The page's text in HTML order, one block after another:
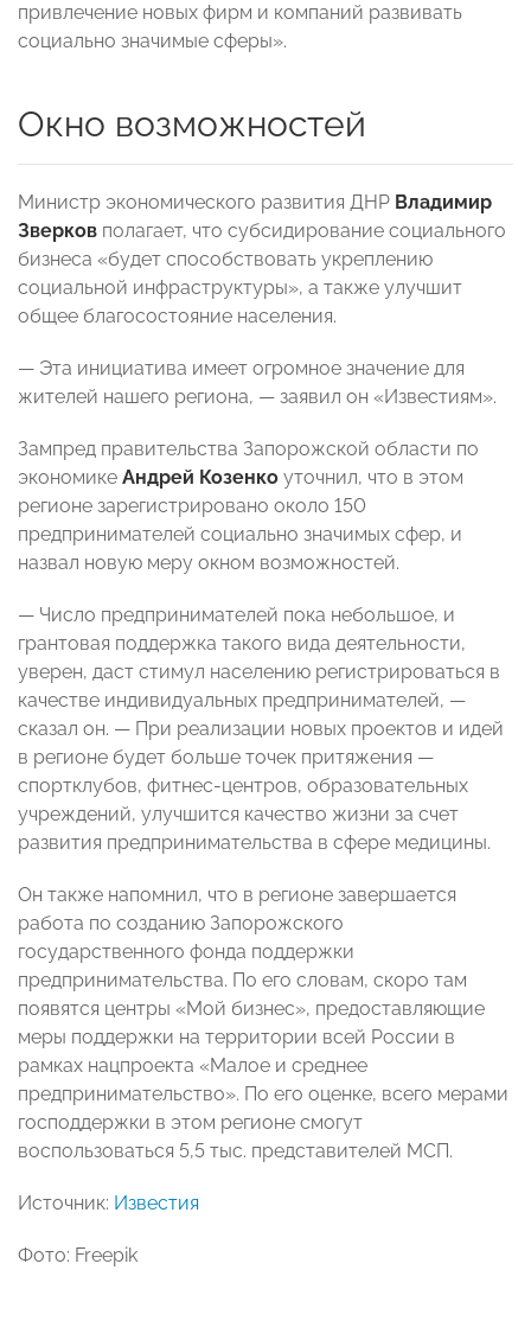
привлечение новых фирм и компаний развивать
социально значимые сферы».
Окно возможностей
Министр экономического развития ДНР Владимир
Зверков полагает, что субсидирование социального
бизнеса «будет способствовать укреплению
социальной инфраструктуры», а также улучшит
общее благосостояние населения.
— Эта инициатива имеет огромное значение для
жителей нашего региона, — заявил он «Известиям».
Зампред правительства Запорожской области по
экономике Андрей Козенко уточнил, что в этом
регионе зарегистрировано около 150
предпринимателей социально значимых сфер, и
назвал новую меру окном возможностей.
— Число предпринимателей пока небольшое, и
грантовая поддержка такого вида деятельности,
уверен, даст стимул населению регистрироваться в
качестве индивидуальных предпринимателей, —
сказал он. — При реализации новых проектов и идей
в регионе будет больше точек притяжения —
спортклубов, фитнес-центров, образовательных
учреждений, улучшится качество жизни за счет
развития предпринимательства в сфере медицины.
Он также напомнил, что в регионе завершается
работа по созданию Запорожского
государственного фонда поддержки
предпринимательства. По его словам, скоро там
появятся центры «Мой бизнес», предоставляющие
меры поддержки на территории всей России в
рамках нацпроекта «Малое и среднее
предпринимательство». По его оценке, всего мерами
господдержки в этом регионе смогут
воспользоваться 5,5 тыс. представителей МСП.
Источник: Известия
Фото: Freepik